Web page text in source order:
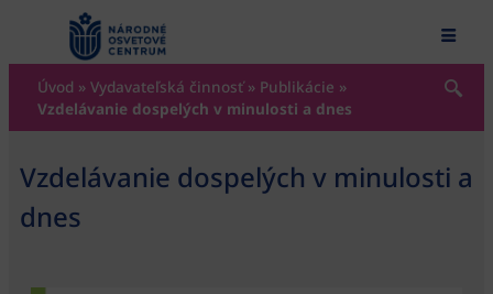
content
Úvod » Vydavateľská činnosť» Publikácie »
Vzdelávanie dospelých v minulosti a dnes
Vzdelávanie dospelých v minulosti a
dnes